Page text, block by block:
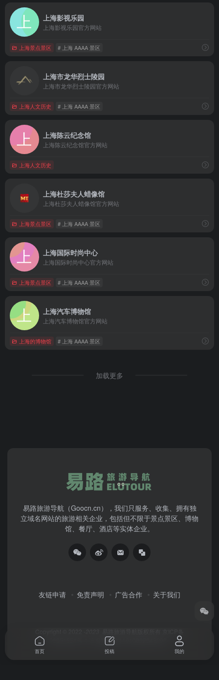
上海影视乐园
上海影视乐园官方网站
上海景点景区 # 上海 AAAA 景区
上海市龙华烈士陵园
上海市龙华烈士陵园官方网站
上海人文历史 # 上海 AAAA 景区
上海陈云纪念馆
上海陈云纪念馆官方网站
上海人文历史
上海杜莎夫人蜡像馆
上海杜莎夫人蜡像馆官方网站
上海景点景区 # 上海 AAAA 景区
上海国际时尚中心
上海国际时尚中心官方网站
上海景点景区 # 上海 AAAA 景区
上海汽车博物馆
上海汽车博物馆官方网站
上海的博物馆 # 上海 AAAA 景区
加载更多
易路旅游导航（Goocn.cn），我们只服务、收集、拥有独
立域名网站的旅游相关企业，包括但不限于景点景区、博物
馆、餐厅、酒店等实体企业。
友链申请 免责声明 广告合作 关于我们
京公网安备11010802043200
首页 投稿 我的